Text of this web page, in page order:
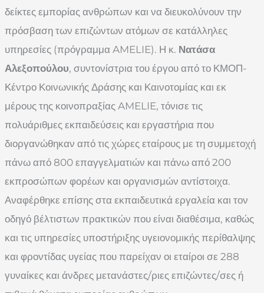
δείκτες εμπορίας ανθρώπων και να διευκολύνουν την
πρόσβαση των επιζώντων ατόμων σε κατάλληλες
υπηρεσίες (πρόγραμμα AMELIE). Η κ. Νατάσα
Αλεξοπούλου, συντονίστρια του έργου από το ΚΜΟΠ-
Κέντρο Κοινωνικής Δράσης και Καινοτομίας και εκ
μέρους της κοινοπραξίας AMELIE, τόνισε τις
πολυάριθμες εκπαιδεύσεις και εργαστήρια που
διοργανώθηκαν από τις χώρες εταίρους με τη συμμετοχή
πάνω από 800 επαγγελματιών και πάνω από 200
εκπροσώπων φορέων και οργανισμών αντίστοιχα.
Αναφέρθηκε επίσης στα εκπαιδευτικά εργαλεία και τον
οδηγό βέλτιστων πρακτικών που είναι διαθέσιμα, καθώς
και τις υπηρεσίες υποστήριξης υγειονομικής περίθαλψης
και φροντίδας υγείας που παρείχαν οι εταίροι σε 288
γυναίκες και άνδρες μετανάστες/ριες επιζώντες/σες ή